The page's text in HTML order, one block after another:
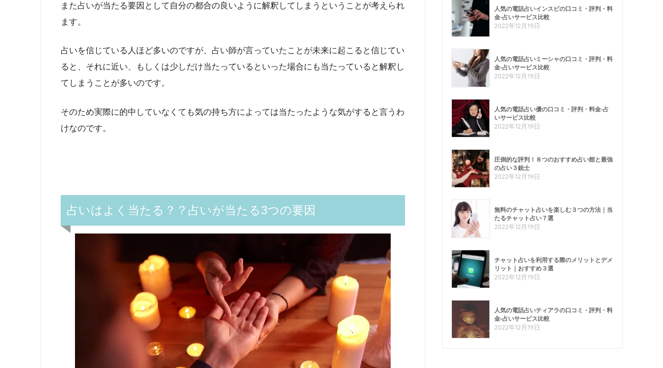
また占いが当たる要因として自分の都合の良いように解釈してしまうということが考えられ
ます。
占いを信じている人ほど多いのですが、占い師が言っていたことが未来に起こると信じてい
ると、それに近い、もしくは少しだけ当たっているといった場合にも当たっていると解釈し
てしまうことが多いのです。
そのため実際に的中していなくても気の持ち方によっては当たったような気がすると言うわ
けなのです。
占いはよく当たる？？占いが当たる3つの要因
人気の電話占いインスピの口コミ・評判・料
金-占いサービス比較
2022年12月19日
人気の電話占いミーシャの口コミ・評判・料
金-占いサービス比較
2022年12月19日
人気の電話占い優の口コミ・評判・料金-占
いサービス比較
2022年12月19日
圧倒的な評判！８つのおすすめ占い館と最強
の占い３銃士
2022年12月19日
無料のチャット占いを楽しむ３つの方法｜当
たるチャット占い７選
2022年12月19日
チャット占いを利用する際のメリットとデメ
リット｜おすすめ３選
2022年12月19日
人気の電話占いティアラの口コミ・評判・料
金-占いサービス比較
2022年12月19日